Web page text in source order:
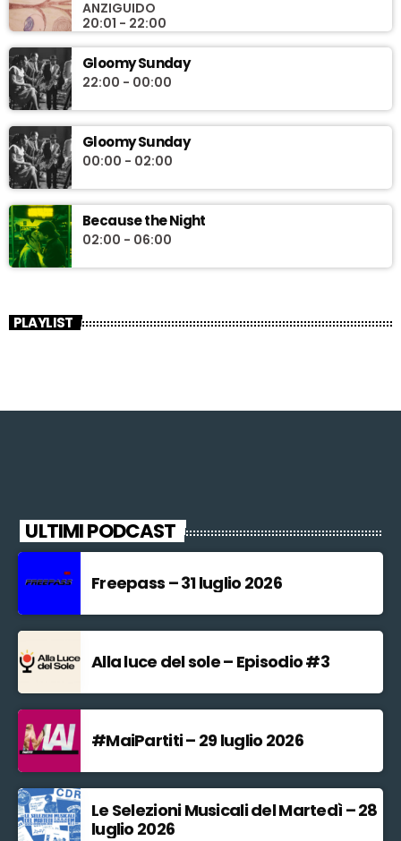
sempre aggiornate, tra ultime uscite e ristampe, nuove leve e
artisti di culto.
ANZIGUIDO
20:01 - 22:00
Gloomy Sunday
22:00 - 00:00
Gloomy Sunday
00:00 - 02:00
Because the Night
02:00 - 06:00
PLAYLIST
ULTIMI PODCAST
Freepass – 31 luglio 2026
Alla luce del sole – Episodio #3
#MaiPartiti – 29 luglio 2026
Le Selezioni Musicali del Martedì – 28
luglio 2026